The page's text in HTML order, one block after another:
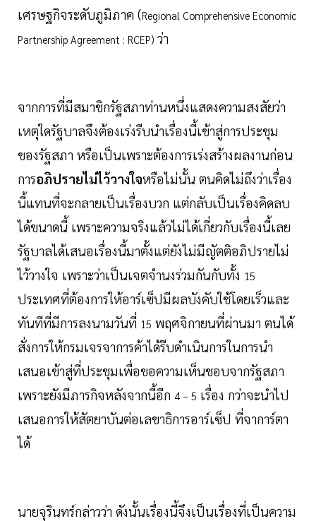
เศรษฐกิจระดับภูมิภาค (Regional Comprehensive Economic
Partnership Agreement : RCEP) ว่า
จากการที่มีสมาชิกรัฐสภาท่านหนึ่งแสดงความสงสัยว่า
เหตุใดรัฐบาลจึงต้องเร่งรีบนำเรื่องนี้เข้าสู่การประชุม
ของรัฐสภา หรือเป็นเพราะต้องการเร่งสร้างผลงานก่อน
การอภิปรายไม่ไว้วางใจหรือไม่นั้น ตนคิดไม่ถึงว่าเรื่อง
นี้แทนที่จะกลายเป็นเรื่องบวก แต่กลับเป็นเรื่องคิดลบ
ได้ขนาดนี้ เพราะความจริงแล้วไม่ได้เกี่ยวกับเรื่องนี้เลย
รัฐบาลได้เสนอเรื่องนี้มาตั้งแต่ยังไม่มีญัตติอภิปรายไม่
ไว้วางใจ เพราะว่าเป็นเจตจำนงร่วมกันกับทั้ง 15
ประเทศที่ต้องการให้อาร์เซ็ปมีผลบังคับใช้โดยเร็วและ
ทันทีที่มีการลงนามวันที่ 15 พฤศจิกายนที่ผ่านมา ตนได้
สั่งการให้กรมเจรจาการค้าได้รีบดำเนินการในการนำ
เสนอเข้าสู่ที่ประชุมเพื่อขอความเห็นชอบจากรัฐสภา
เพราะยังมีภารกิจหลังจากนี้อีก 4 – 5 เรื่อง กว่าจะนำไป
เสนอการให้สัตยาบันต่อเลขาธิการอาร์เซ็ป ที่จาการ์ตา
ได้
นายจุรินทร์กล่าวว่า ดังนั้นเรื่องนี้จึงเป็นเรื่องที่เป็นความ